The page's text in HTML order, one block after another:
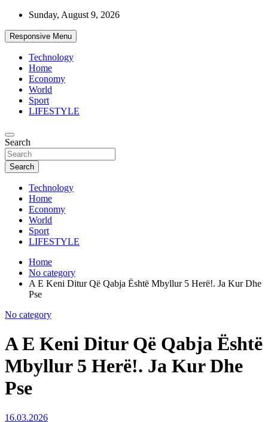
Skip
content
Sunday, August 9, 2026
Responsive Menu
Technology
Home
Economy
World
Sport
LIFESTYLE
d7-news.com
News
Search
Search
Technology
Home
Economy
World
Sport
LIFESTYLE
Home
No category
A E Keni Ditur Që Qabja Është Mbyllur 5 Herë!. Ja Kur Dhe
Pse
No category
A E Keni Ditur Që Qabja Është
Mbyllur 5 Herë!. Ja Kur Dhe
Pse
16.03.2026